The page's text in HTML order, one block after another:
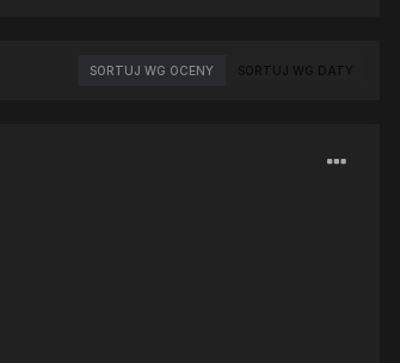
SORTUJ WG OCENY SORTUJ WG DATY